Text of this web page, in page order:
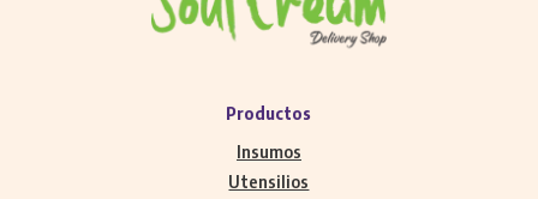
Productos
Insumos
Utensilios